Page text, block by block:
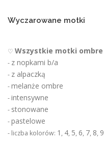
u
Wyczarowane motki
♡ Wszystkie motki ombre
- z nopkami b/a
- z alpaczką
-melanże ombre
-intensywne
- stonowane
-pastelowe
- liczba kolorów: 1 , 4, 5, 6, 7, 8, 9